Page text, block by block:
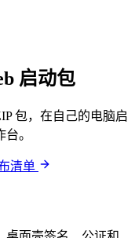
启动包
包，在自己的电脑启
。
清单